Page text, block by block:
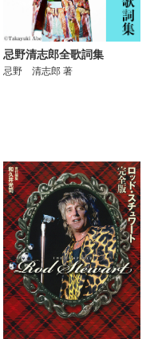
忌野清志郎全歌詞集
忌野 清志郎 著